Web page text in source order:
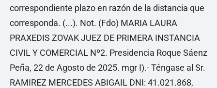
correspondiente plazo en razón de la distancia que
corresponda. (...). Not. (Fdo) MARIA LAURA
PRAXEDIS ZOVAK JUEZ DE PRIMERA INSTANCIA
CIVIL Y COMERCIAL Nº2. Presidencia Roque Sáenz
Peña, 22 de Agosto de 2025. mgr I).- Téngase al Sr.
RAMIREZ MERCEDES ABIGAIL DNI: 41.021.868,